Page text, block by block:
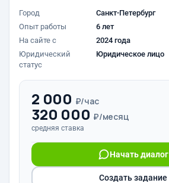
Город
Санкт-Петербург
Опыт работы
6 лет
На сайте с
2024 года
Юридический
статус
Юридическое лицо
2 000 ₽/час
320 000 ₽/месяц
средняя ставка
Начать диалог
Создать задание